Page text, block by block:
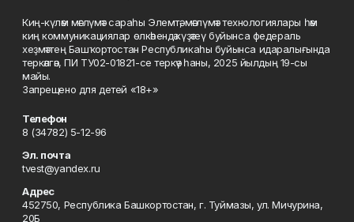
Киң-күләм мәғлүмәт сараһы Элемтә, мәғлүмәт технологиялары һәм
киң коммуникациялар өлкәһендә күҙәтеү буйынса федераль
хеҙмәттең Башҡортостан Республикаһы буйынса идаралығында
теркәлгән, ПИ ТУ02-01821-се теркәү һаны, 2025 йылдың 19-сы
майы.
Запрещено для детей «18+»
Телефон
8 (34782) 5-12-96
Эл. почта
tvest@yandex.ru
Адрес
452750, Республика Башкортостан, г. Туймазы, ул. Мичурина,
20Б